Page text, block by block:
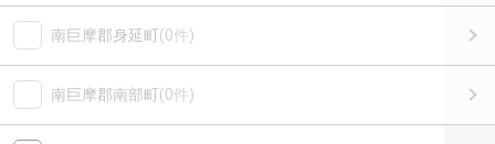
南巨摩郡身延町(0件)
南巨摩郡南部町(0件)